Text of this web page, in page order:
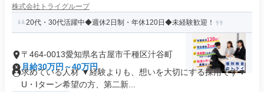
株式会社トライグループ
20代・30代活躍中◆週休2日制・年休120日◆未経験歓迎！
〒464-0013愛知県名古屋市千種区汁谷町
月給30万円～40万円
求めている人材 ▼経験よりも、想いを大切にする採用です▼
U・Iターン希望の方、第二新...